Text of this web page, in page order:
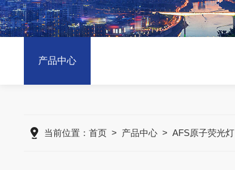
产品中心
当前位置：首页 > 产品中心 >AFS原子荧光灯